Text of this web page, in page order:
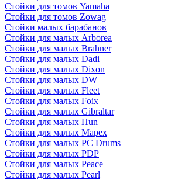
Стойки для томов Yamaha
Стойки для томов Zowag
Стойки малых барабанов
Стойки для малых Arborea
Стойки для малых Brahner
Стойки для малых Dadi
Стойки для малых Dixon
Стойки для малых DW
Стойки для малых Fleet
Стойки для малых Foix
Стойки для малых Gibraltar
Стойки для малых Hun
Стойки для малых Mapex
Стойки для малых PC Drums
Стойки для малых PDP
Стойки для малых Peace
Стойки для малых Pearl